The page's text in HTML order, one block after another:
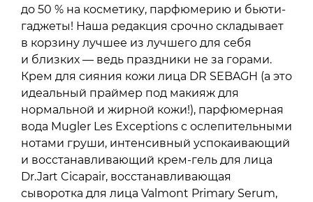
до 50 % на косметику, парфюмерию и бьюти-
гаджеты! Наша редакция срочно складывает
в корзину лучшее из лучшего для себя
и близких — ведь праздники не за горами.
Крем для сияния кожи лица DR SEBAGH (а это
идеальный праймер под макияж для
нормальной и жирной кожи!), парфюмерная
вода Mugler Les Exceptions с ослепительными
нотами груши, интенсивный успокаивающий
и восстанавливающий крем-гель для лица
Dr.Jart Cicapair, восстанавливающая
сыворотка для лица Valmont Primary Serum,